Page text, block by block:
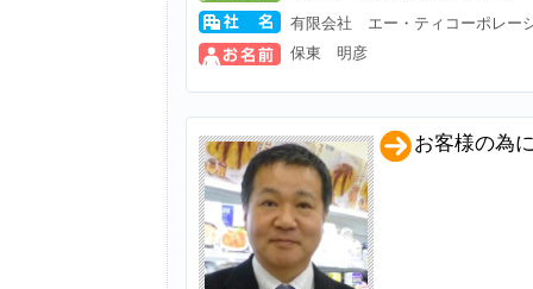
有限会社 エー・ティコーポレー
保東 明彦
お客様の為